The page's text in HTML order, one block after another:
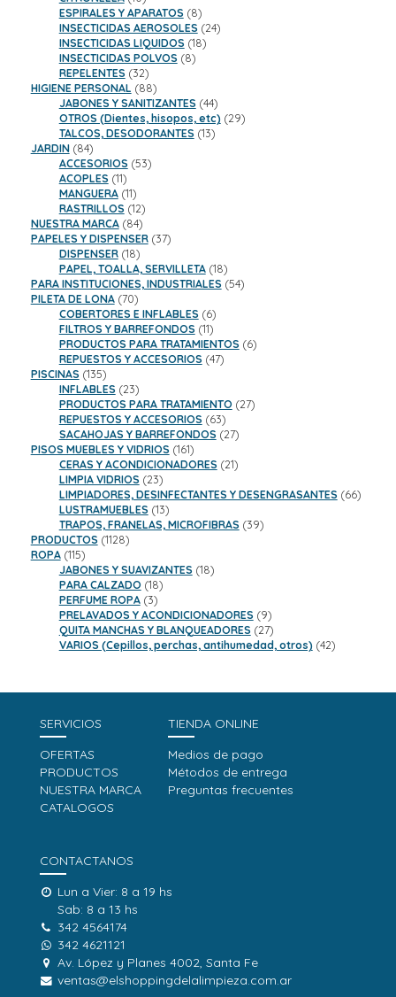
productos
ESPIRALES Y APARATOS 88
productos
INSECTICIDAS AEROSOLES 2424
INSECTICIDAS LIQUIDOS 1818
INSECTICIDAS POLVOS 88
REPELENTES 3232
productos
HIGIENE PERSONAL 8888
productos
JABONES Y SANITIZANTES 4444
productos
OTROS (Dientes, hisopos, etc) 2929
TALCOS, DESODORANTES 1313
JARDIN 8484
productos
ACCESORIOS 5353
ACOPLES 1111
productos
MANGUERA 1111
productos
RASTRILLOS 1212
productos
NUESTRA MARCA 8484
productos
PAPELES Y DISPENSER 3737
DISPENSER 1818
productos
PAPEL, TOALLA, SERVILLETA 1818
productos
PARA INSTITUCIONES, INDUSTRIALES 5454
PILETA DE LONA 7070
productos
COBERTORES E INFLABLES 66
productos
FILTROS Y BARREFONDOS 1111
productos
PRODUCTOS PARA TRATAMIENTOS 66
REPUESTOS Y ACCESORIOS 4747
PISCINAS 135135
productos
INFLABLES 2323
productos
PRODUCTOS PARA TRATAMIENTO 2727
REPUESTOS Y ACCESORIOS 6363
productos
SACAHOJAS Y BARREFONDOS 2727
PISOS MUEBLES Y VIDRIOS 161161
productos
CERAS Y ACONDICIONADORES 2121
LIMPIA VIDRIOS 2323
productos
LIMPIADORES, DESINFECTANTES Y DESENGRASANTES 6666
LUSTRAMUEBLES 1313
productos
TRAPOS, FRANELAS, MICROFIBRAS 3939
PRODUCTOS 11281128
ROPA 115115
productos
JABONES Y SUAVIZANTES 1818
PARA CALZADO 1818
PERFUME ROPA 33
productos
PRELAVADOS Y ACONDICIONADORES 99
productos
QUITA MANCHAS Y BLANQUEADORES 2727
productos
VARIOS (Cepillos, perchas, antihumedad, otros) 4242
SERVICIOS
OFERTAS
PRODUCTOS
NUESTRA MARCA
CATALOGOS
TIENDA ONLINE
Medios de pago
Métodos de entrega
Preguntas frecuentes
CONTACTANOS
Lun a Vier: 8 a 19 hs
Sab: 8 a 13 hs
342 4564174
342 4621121
Av. López y Planes 4002, Santa Fe
ventas@elshoppingdelalimpieza.com.ar